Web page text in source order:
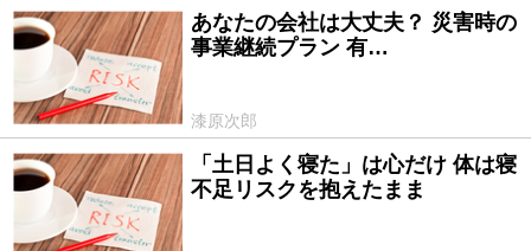
2015/03/11
あなたの会社は大丈夫？ 災害時の
事業継続プラン 有…
漆原次郎
2015/02/12
「土日よく寝た」は心だけ 体は寝
不足リスクを抱えたまま